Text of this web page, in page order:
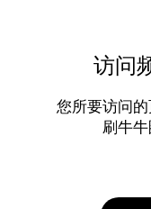
访问
您所要访问
刷牛